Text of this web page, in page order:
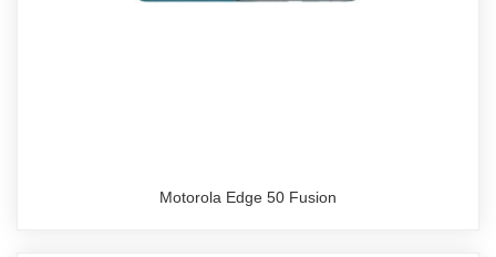
Motorola Edge 50 Fusion